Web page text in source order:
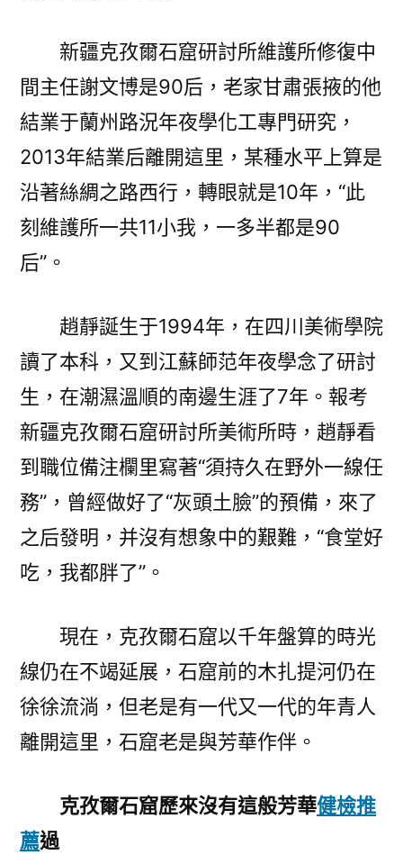
新疆克孜爾石窟研討所維護所修復中
間主任謝文博是90后，老家甘肅張掖的他
結業于蘭州路況年夜學化工專門研究，
2013年結業后離開這里，某種水平上算是
沿著絲綢之路西行，轉眼就是10年，“此
刻維護所一共11小我，一多半都是90
后”。
趙靜誕生于1994年，在四川美術學院
讀了本科，又到江蘇師范年夜學念了研討
生，在潮濕溫順的南邊生涯了7年。報考
新疆克孜爾石窟研討所美術所時，趙靜看
到職位備注欄里寫著“須持久在野外一線任
務”，曾經做好了“灰頭土臉”的預備，來了
之后發明，并沒有想象中的艱難，“食堂好
吃，我都胖了”。
現在，克孜爾石窟以千年盤算的時光
線仍在不竭延展，石窟前的木扎提河仍在
徐徐流淌，但老是有一代又一代的年青人
離開這里，石窟老是與芳華作伴。
克孜爾石窟歷來沒有這般芳華健檢推
薦過